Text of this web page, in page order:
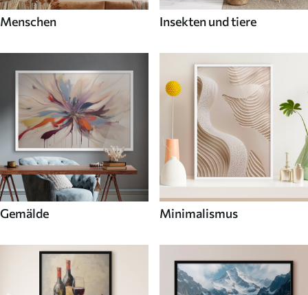
Menschen Insekten und tiere
Gemälde Minimalismus